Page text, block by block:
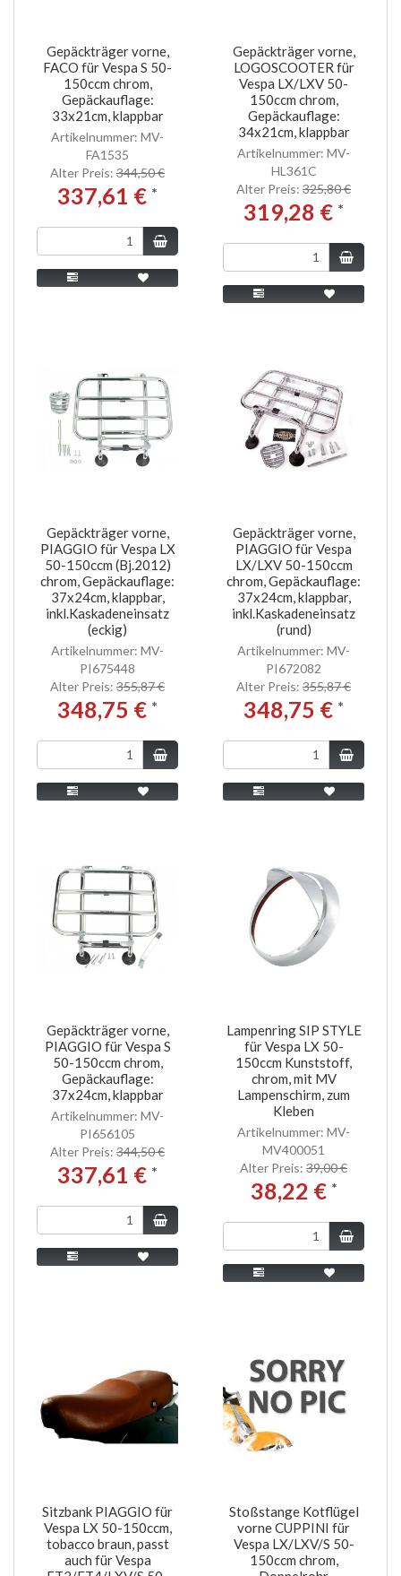
Gepäckträger vorne,
FACO für Vespa S 50-
150ccm chrom,
Gepäckauflage:
33x21cm, klappbar
Artikelnummer: MV-
FA1535
Alter Preis: 344,50 €
337,61 € *
Gepäckträger vorne,
LOGOSCOOTER für
Vespa LX/LXV 50-
150ccm chrom,
Gepäckauflage:
34x21cm, klappbar
Artikelnummer: MV-
HL361C
Alter Preis: 325,80 €
319,28 € *
Gepäckträger vorne,
PIAGGIO für Vespa LX
50-150ccm (Bj.2012)
chrom, Gepäckauflage:
37x24cm, klappbar,
inkl.Kaskadeneinsatz
(eckig)
Artikelnummer: MV-
PI675448
Alter Preis: 355,87 €
348,75 € *
Gepäckträger vorne,
PIAGGIO für Vespa
LX/LXV 50-150ccm
chrom, Gepäckauflage:
37x24cm, klappbar,
inkl.Kaskadeneinsatz
(rund)
Artikelnummer: MV-
PI672082
Alter Preis: 355,87 €
348,75 € *
Gepäckträger vorne,
PIAGGIO für Vespa S
50-150ccm chrom,
Gepäckauflage:
37x24cm, klappbar
Artikelnummer: MV-
PI656105
Alter Preis: 344,50 €
337,61 € *
Lampenring SIP STYLE
für Vespa LX 50-
150ccm Kunststoff,
chrom, mit MV
Lampenschirm, zum
Kleben
Artikelnummer: MV-
MV400051
Alter Preis: 39,00 €
38,22 € *
Sitzbank PIAGGIO für
Vespa LX 50-150ccm,
tobacco braun, passt
auch für Vespa
Stoßstange Kotflügel
vorne CUPPINI für
Vespa LX/LXV/S 50-
150ccm chrom,